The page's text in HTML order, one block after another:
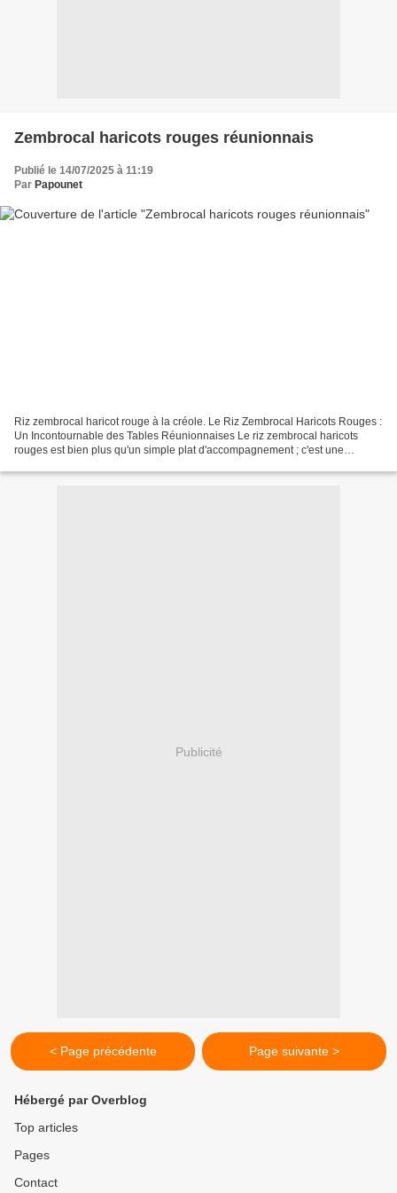
Zembrocal haricots rouges réunionnais
Publié le 14/07/2025 à 11:19
Par Papounet
Riz zembrocal haricot rouge à la créole. Le Riz Zembrocal Haricots Rouges :
Un Incontournable des Tables Réunionnaises Le riz zembrocal haricots
rouges est bien plus qu'un simple plat d'accompagnement ; c'est une
Publicité
< Page précédente Page suivante >
Hébergé par Overblog
Top articles
Pages
Contact